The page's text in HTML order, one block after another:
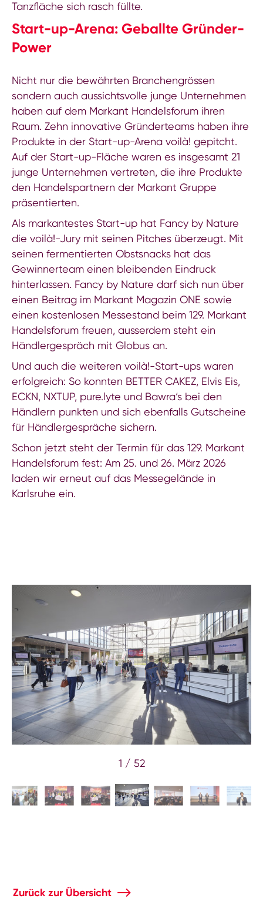
Tanzfläche sich rasch füllte.
Start-up-Arena: Geballte Gründer-
Power
Nicht nur die bewährten Branchengrössen
sondern auch aussichtsvolle junge Unternehmen
haben auf dem Markant Handelsforum ihren
Raum. Zehn innovative Gründerteams haben ihre
Produkte in der Start-up-Arena voilà! gepitcht.
Auf der Start-up-Fläche waren es insgesamt 21
junge Unternehmen vertreten, die ihre Produkte
den Handelspartnern der Markant Gruppe
präsentierten.
Als markantestes Start-up hat Fancy by Nature
die voilà!-Jury mit seinen Pitches überzeugt. Mit
seinen fermentierten Obstsnacks hat das
Gewinnerteam einen bleibenden Eindruck
hinterlassen. Fancy by Nature darf sich nun über
einen Beitrag im Markant Magazin ONE sowie
einen kostenlosen Messestand beim 129. Markant
Handelsforum freuen, ausserdem steht ein
Händlergespräch mit Globus an.
Und auch die weiteren voilà!-Start-ups waren
erfolgreich: So konnten BETTER CAKEZ, Elvis Eis,
ECKN, NXTUP, pure.lyte und Bawra‘s bei den
Händlern punkten und sich ebenfalls Gutscheine
für Händlergespräche sichern.
Schon jetzt steht der Termin für das 129. Markant
Handelsforum fest: Am 25. und 26. März 2026
laden wir erneut auf das Messegelände in
Karlsruhe ein.
1 / 52
Zurück zur Übersicht